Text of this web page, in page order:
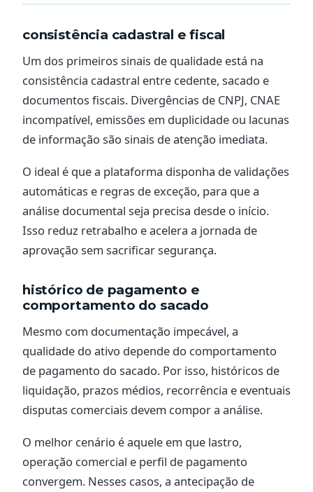
consistência cadastral e fiscal
Um dos primeiros sinais de qualidade está na
consistência cadastral entre cedente, sacado e
documentos fiscais. Divergências de CNPJ, CNAE
incompatível, emissões em duplicidade ou lacunas
de informação são sinais de atenção imediata.
O ideal é que a plataforma disponha de validações
automáticas e regras de exceção, para que a
análise documental seja precisa desde o início.
Isso reduz retrabalho e acelera a jornada de
aprovação sem sacrificar segurança.
histórico de pagamento e
comportamento do sacado
Mesmo com documentação impecável, a
qualidade do ativo depende do comportamento
de pagamento do sacado. Por isso, históricos de
liquidação, prazos médios, recorrência e eventuais
disputas comerciais devem compor a análise.
O melhor cenário é aquele em que lastro,
operação comercial e perfil de pagamento
convergem. Nesses casos, a antecipação de